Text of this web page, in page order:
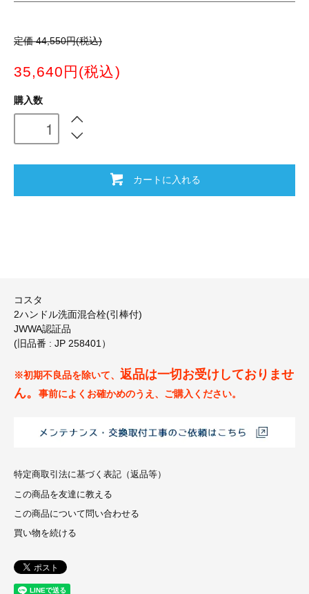
定価 44,550円(税込)
35,640円(税込)
購入数
カートに入れる
コスタ
2ハンドル洗面混合栓(引棒付)
JWWA認証品
(旧品番 : JP 258401）
※初期不良品を除いて、 返品は一切お受けしておりませ
ん。
事前によくお確かめのうえ、ご購入ください。
特定商取引法に基づく表記（返品等）
この商品を友達に教える
この商品について問い合わせる
買い物を続ける